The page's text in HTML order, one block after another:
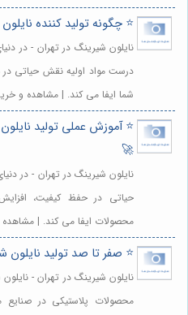
⭐️ چگونه تولید کننده
نایلون شیرینگ در تهران - در
درست مواد اولیه نقش حیاتی
شما ایفا می کند. | مشاهده و
⭐️ آموزش عملی تولید
🚀
نایلون شیرینگ در تهران - در
حیاتی در حفظ کیفیت،
محصولات ایفا می کند. |
⭐️ صفر تا صد تولید نایلون
نایلون شیرینگ در تهران -
محصولات پلاستیکی در